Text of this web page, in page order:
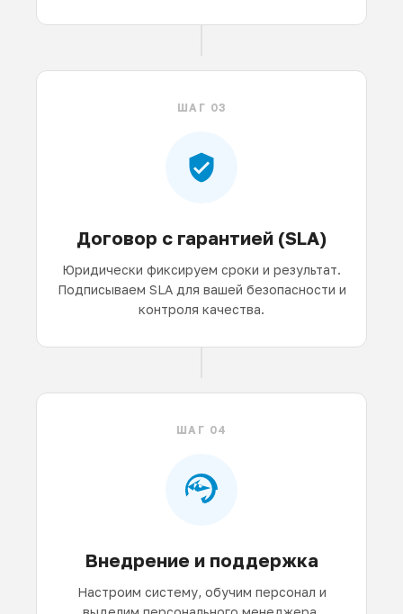
ШАГ 03
Договор с гарантией (SLA)
Юридически фиксируем сроки и результат.
Подписываем SLA для вашей безопасности и
контроля качества.
ШАГ 04
Внедрение и поддержка
Настроим систему, обучим персонал и